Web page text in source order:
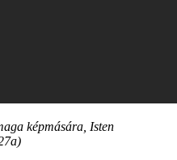
képmására, Isten